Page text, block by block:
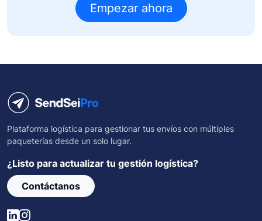
Empezar ahora
Plataforma logística para gestionar tus envíos con múltiples
paqueterías desde un solo lugar.
¿Listo para actualizar tu gestión logística?
Contáctanos